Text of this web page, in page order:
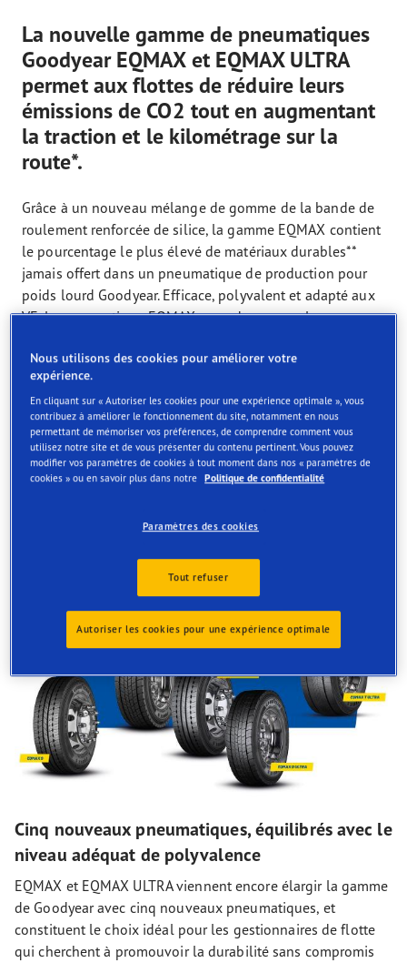
La nouvelle gamme de pneumatiques
Goodyear EQMAX et EQMAX ULTRA
permet aux flottes de réduire leurs
émissions de CO2 tout en augmentant
la traction et le kilométrage sur la
route*.
Grâce à un nouveau mélange de gomme de la bande de
roulement renforcée de silice, la gamme EQMAX contient
le pourcentage le plus élevé de matériaux durables**
jamais offert dans un pneumatique de production pour
poids lourd Goodyear. Efficace, polyvalent et adapté aux
VE, le pneumatique EQMAX vous donne une longueur
Nous contacter
Nous contacter
*Jusqu’à 6 % de réduction de la résistance au roulement, et
jusqu’à 20 % d’augmentation du kilométrage, par rapport au
modèle précédent.
matériaux durables.
Cinq nouveaux pneumatiques, équilibrés avec le
niveau adéquat de polyvalence
EQMAX et EQMAX ULTRA viennent encore élargir la gamme
de Goodyear avec cinq nouveaux pneumatiques, et
constituent le choix idéal pour les gestionnaires de flotte
qui cherchent à promouvoir la durabilité sans compromis
Nous utilisons des cookies pour améliorer votre
expérience.
En cliquant sur « Autoriser les cookies pour une expérience optimale », vous
contribuez à améliorer le fonctionnement du site, notamment en nous
permettant de mémoriser vos préférences, de comprendre comment vous
utilisez notre site et de vous présenter du contenu pertinent. Vous pouvez
modifier vos paramètres de cookies à tout moment dans nos « paramètres de
cookies » ou en savoir plus dans notre Politique de confidentialité
Paramètres des cookies
Tout refuser
Autoriser les cookies pour une expérience optimale